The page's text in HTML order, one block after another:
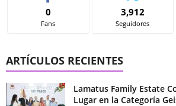
0
Fans
3,912
Seguidores
ARTÍCULOS RECIENTES
Lamatus Family Estate
Lugar en la Categoría